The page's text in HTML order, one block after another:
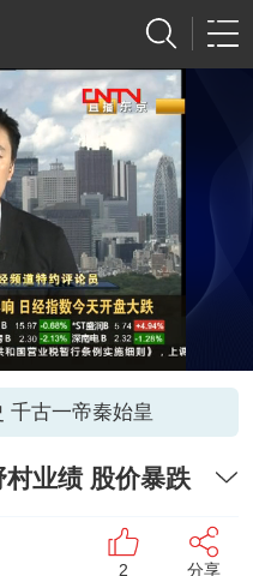
千古一帝秦始皇
业绩 股价暴跌
2 分享